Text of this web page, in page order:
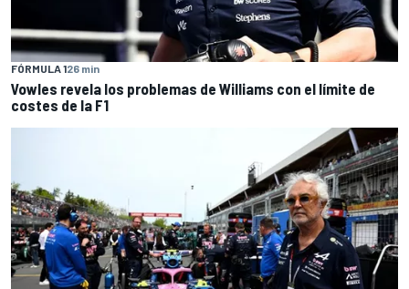
FÓRMULA 126 min
Vowles revela los problemas de Williams con el límite de
costes de la F1